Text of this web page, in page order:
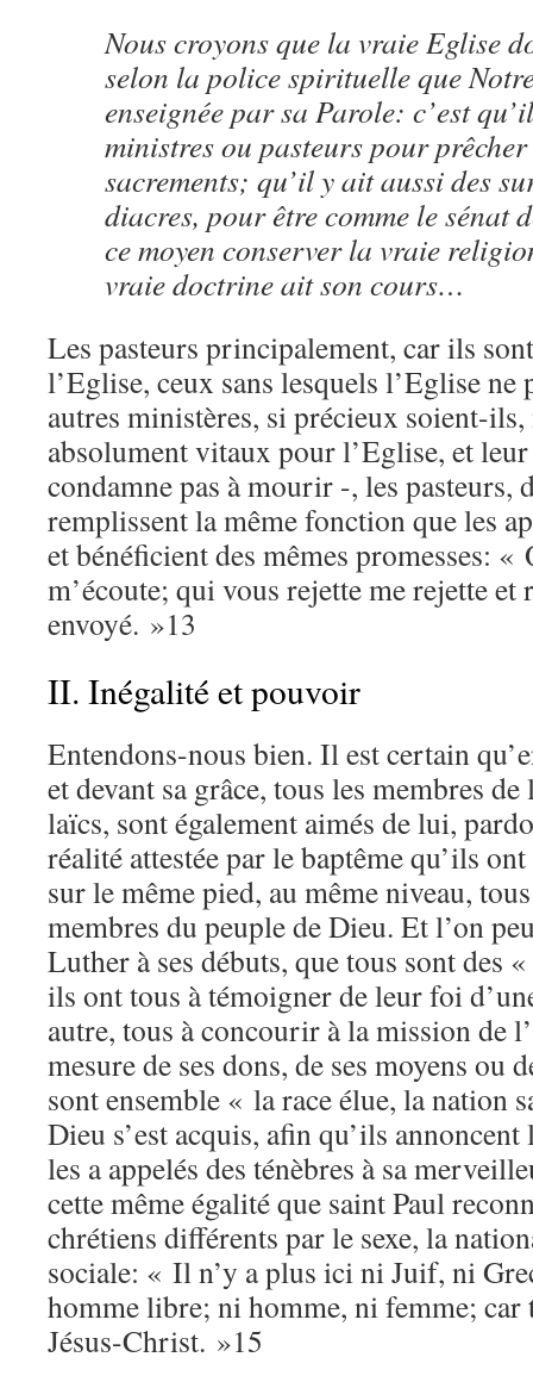
Nous croyons que la vraie Eglise
selon la police spirituelle que
enseignée par sa Parole: c’est
ministres ou pasteurs pour
sacrements; qu’il y ait aussi des
diacres, pour être comme le sénat
ce moyen conserver la vraie
vraie doctrine ait son cours…
Les pasteurs principalement, car ils
l’Eglise, ceux sans lesquels l’Eglise
autres ministères, si précieux soient-ils,
absolument vitaux pour l’Eglise, et leur
condamne pas à mourir -, les pasteurs,
remplissent la même fonction que les
et bénéficient des mêmes promesses: «
m’écoute; qui vous rejette me rejette et
envoyé. »13
II. Inégalité et pouvoir
Entendons-nous bien. Il est certain
et devant sa grâce, tous les membres
laïcs, sont également aimés de lui,
réalité attestée par le baptême qu’ils
sur le même pied, au même niveau,
membres du peuple de Dieu. Et l’on
Luther à ses débuts, que tous sont des
ils ont tous à témoigner de leur foi
autre, tous à concourir à la mission de
mesure de ses dons, de ses moyens ou
sont ensemble « la race élue, la nation
Dieu s’est acquis, afin qu’ils
les a appelés des ténèbres à sa
cette même égalité que saint Paul
chrétiens différents par le sexe, la
sociale: « Il n’y a plus ici ni Juif, ni
homme libre; ni homme, ni femme; car
Jésus-Christ. »15